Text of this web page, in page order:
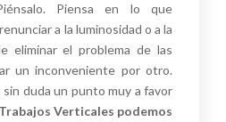
Piensa en lo que
a la luminosidad o a la
eliminar el problema de las
un inconveniente por otro.
duda un punto muy a favor
Verticales podemos